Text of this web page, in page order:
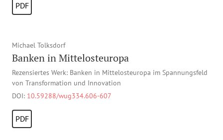
PDF
Michael Tolksdorf
Banken in Mittelosteuropa
Rezensiertes Werk: Banken in Mittelosteuropa im Spannungsfeld
von Transformation und Innovation
DOI: 10.59288/wug334.606-607
PDF